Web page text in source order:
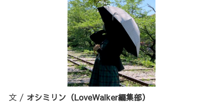
文 / オシミリン（LoveWalker編集部）